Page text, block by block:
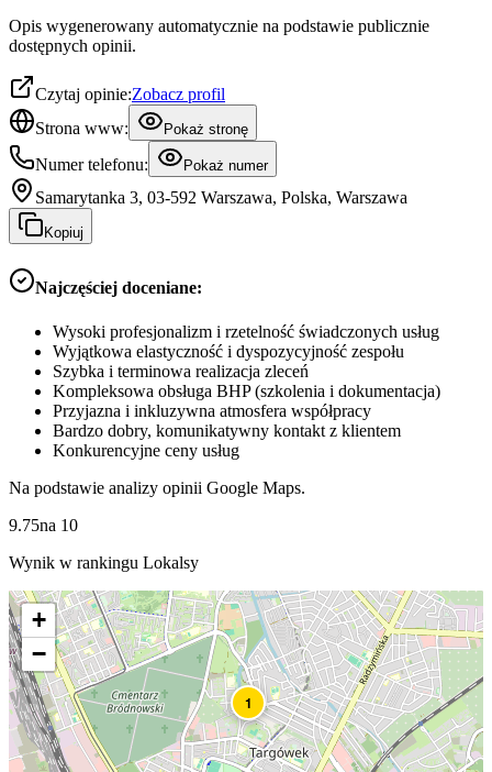
Opis wygenerowany automatycznie na podstawie publicznie
dostępnych opinii.
Czytaj opinie:Zobacz profil
Strona www:
Pokaż stronę
Numer telefonu: Pokaż numer
Samarytanka 3, 03-592 Warszawa, Polska, Warszawa
Kopiuj
Najczęściej doceniane:
Wysoki profesjonalizm i rzetelność świadczonych usług
Wyjątkowa elastyczność i dyspozycyjność zespołu
Szybka i terminowa realizacja zleceń
Kompleksowa obsługa BHP (szkolenia i dokumentacja)
Przyjazna i inkluzywna atmosfera współpracy
Bardzo dobry, komunikatywny kontakt z klientem
Konkurencyjne ceny usług
Na podstawie analizy opinii Google Maps.
9.75na 10
Wynik w rankingu Lokalsy
1
+
−